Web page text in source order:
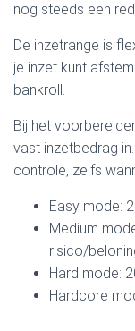
nog steeds een
De inzetrange is
je inzet kunt
bankroll.
Bij het
vast inzetbedrag
controle, zelfs
Easy mode:
Medium
risico/
Hard mode:
Hardcore